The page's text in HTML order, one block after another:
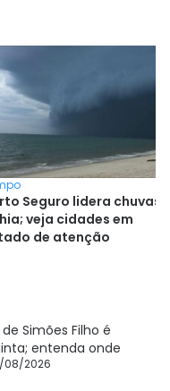
Seguro lidera chuvas
veja cidades em
de atenção
Simões Filho é
entenda onde
08/2026